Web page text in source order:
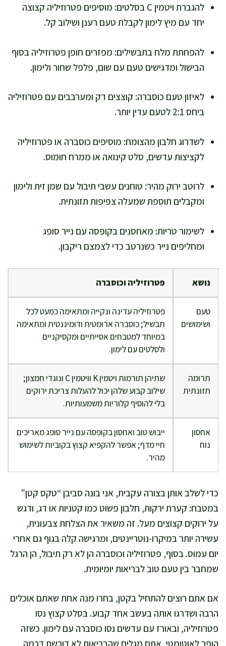
להגברת ויטמין C בסלטים: מוסיפים פטרוזיליה קצוצה
יחד עם מיץ לימון לקבלת טעם רענן ושילוב קל.
להפחתת מלח בתבשילים: מפזרים חופן פטרוזיליה בסוף
הבישול ומדגישים טעם עם שום, פלפל שחור ולימון.
לאיזון טעם כוסברה: קוצצים דק ומערבבים עם פטרוזיליה
ביחס 2:1 לטעם עדין יותר.
לשדרוג חלבון מהצומח: מוסיפים כוסברה או פטרוזיליה
לקציצות עדשים, סלט קינואה או ממרח חומוס.
לרוטב ירוק מהיר: טוחנים עשבי תיבול עם שמן זית ולימון
ומקבלים תוספת שמעלה צפיפות תזונתית.
לשימור טריות: מאחסנים בקופסה עם נייר סופג
ומחליפים נייר כשנרטב כדי לצמצם ריקבון.
נושא פטרוזיליה וכוסברה
טעם
ושימושים
פטרוזיליה עדינה ונקייה ומתאימה כמעט לכל
תבשיל; כוסברה ארומטית ודומיננטית ומתאימה
במיוחד למטבחים אסייתיים ומקסיקניים
ולסלטים עם לימון.
תרומה
תזונתית
שתיהן תורמות ויטמין K וויטמין C ונוגדי חמצון;
שילוב קבוע שלהן יכול להעלות צריכת ירוקים
בלי להוסיף קלוריות משמעותיות.
אחסון
נוח
ייבוש טוב ואחסון בקופסה עם נייר סופג מאריכים
חיי מדף; אפשר להקפיא קצוץ בקוביות לשימוש
מהיר.
כדי לשלב אותן בצורה עקבית, אני בונה סביבן “טקס קטן”
במטבח: קערת ירקות, חלבון פשוט כמו קטניות או דג, ודגש
על ירוקים קצוצים מעל. זה משאיר את הצלחת צבעונית,
עשירה יותר במיקרו-נוטריינטים, ומרגישה קלה בגוף גם אחרי
יום עמוס. בסוף, פטרוזיליה וכוסברה הן לא רק תיבול, הן הרגל
שמחבר בין טעם טוב לבריאות יומיומית.
אם אתם רוצים להתחיל בקטן, בחרו מנה אחת שאתם אוכלים
הרבה ושדרגו אותה בעשב אחד קבוע. בסלט קצוץ נסו
פטרוזיליה, ובאורז עם עדשים נסו כוסברה עם לימון. כשזה
הופך לאוטומטי, אתם מגלים שהבריאות לא דורשת דרמה,